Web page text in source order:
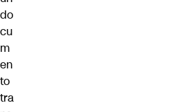
do
cu
m
en
to
tra